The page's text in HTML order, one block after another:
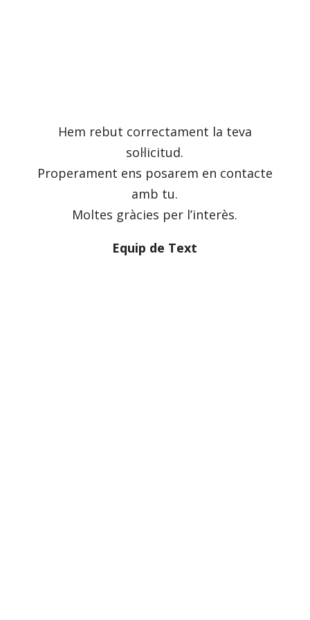
Hem rebut correctament la teva
sol·licitud.
Properament ens posarem en contacte
amb tu.
Moltes gràcies per l’interès.
Equip de Text